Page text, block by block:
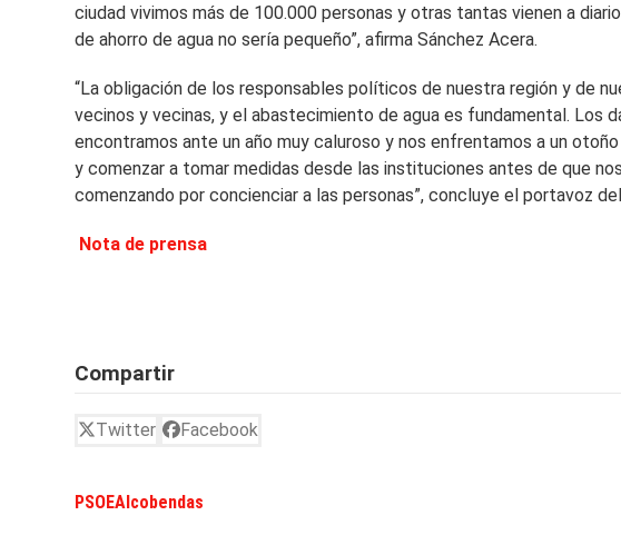
ciudad vivimos más de 100.000 personas y otras tantas vienen a
de ahorro de agua no sería pequeño”, afirma Sánchez Acera.
“La obligación de los responsables políticos de nuestra región y de
vecinos y vecinas, y el abastecimiento de agua es fundamental. Los
encontramos ante un año muy caluroso y nos enfrentamos a un
y comenzar a tomar medidas desde las instituciones antes de que
comenzando por concienciar a las personas”, concluye el portavoz
Nota de prensa
Compartir
Twitter Facebook
PSOEAlcobendas